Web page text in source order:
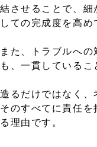
結させることで、細
しての完成度を高め
また、トラブルへ
も、一貫しているこ
造るだけではなく、
そのすべてに責任
る理由です。